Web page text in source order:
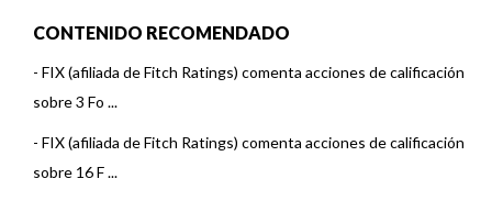
CONTENIDO RECOMENDADO
- FIX (afiliada de Fitch Ratings) comenta acciones de calificación
sobre 3 Fo ...
- FIX (afiliada de Fitch Ratings) comenta acciones de calificación
sobre 16 F ...